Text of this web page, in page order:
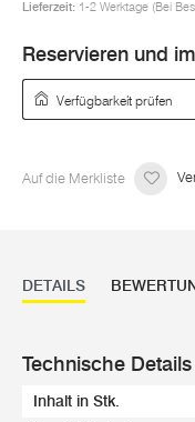
Lieferzeit: 1-2 Werktage (Bei
Reservieren und
Auf die Merkliste
DETAILS
Technische Details
Inhalt in Stk.